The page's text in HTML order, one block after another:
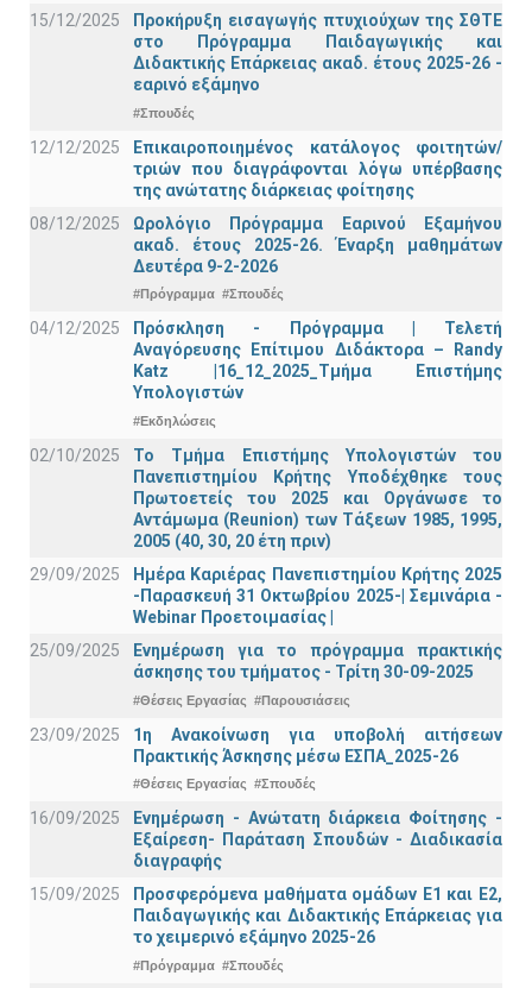
15/12/2025
Προκήρυξη εισαγωγής πτυχιούχων της ΣΘΤΕ
στο Πρόγραμμα Παιδαγωγικής και
Διδακτικής Επάρκειας ακαδ. έτους 2025-26 -
εαρινό εξάμηνο
#Σπουδές
12/12/2025
Επικαιροποιημένος κατάλογος φοιτητών/
τριών που διαγράφονται λόγω υπέρβασης
της ανώτατης διάρκειας φοίτησης
08/12/2025
Ωρολόγιο Πρόγραμμα Εαρινού Εξαμήνου
ακαδ. έτους 2025-26. Έναρξη μαθημάτων
Δευτέρα 9-2-2026
#Πρόγραμμα #Σπουδές
04/12/2025
Πρόσκληση - Πρόγραμμα | Τελετή
Αναγόρευσης Επίτιμου Διδάκτορα – Randy
Katz |16_12_2025_Τμήμα Επιστήμης
Υπολογιστών
#Εκδηλώσεις
02/10/2025
Το Τμήμα Επιστήμης Υπολογιστών του
Πανεπιστημίου Κρήτης Υποδέχθηκε τους
Πρωτοετείς του 2025 και Οργάνωσε το
Αντάμωμα (Reunion) των Τάξεων 1985, 1995,
2005 (40, 30, 20 έτη πριν)
29/09/2025
Ημέρα Καριέρας Πανεπιστημίου Κρήτης 2025
-Παρασκευή 31 Οκτωβρίου 2025-| Σεμινάρια -
Webinar Προετοιμασίας |
25/09/2025
Ενημέρωση για το πρόγραμμα πρακτικής
άσκησης του τμήματος - Τρίτη 30-09-2025
#Θέσεις Εργασίας #Παρουσιάσεις
23/09/2025
1η Ανακοίνωση για υποβολή αιτήσεων
Πρακτικής Άσκησης μέσω ΕΣΠΑ_2025-26
#Θέσεις Εργασίας #Σπουδές
16/09/2025
Ενημέρωση - Ανώτατη διάρκεια Φοίτησης -
Εξαίρεση- Παράταση Σπουδών - Διαδικασία
διαγραφής
15/09/2025
Προσφερόμενα μαθήματα ομάδων Ε1 και Ε2,
Παιδαγωγικής και Διδακτικής Επάρκειας για
το χειμερινό εξάμηνο 2025-26
#Πρόγραμμα #Σπουδές